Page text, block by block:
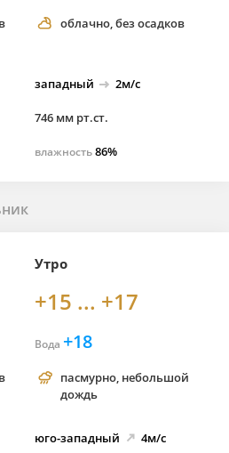
облачно, без осадков
западный 2м/с
746 мм рт.ст.
влажность86%
Утро
+15 ... +17
Вода +18
пасмурно, небольшой
дождь
юго-западный 4м/с